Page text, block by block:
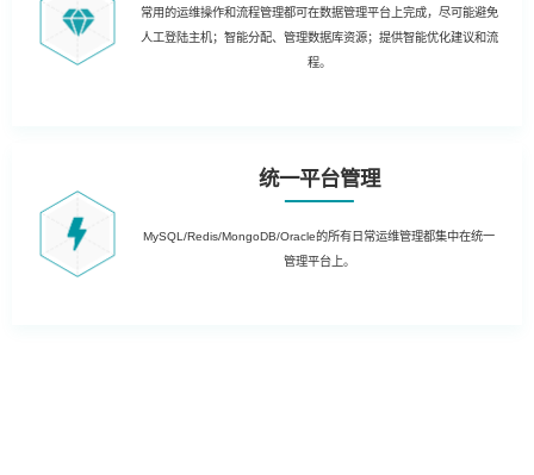
常用的运维操作和流程管理都可在数据管理平台上完成，尽可能避免
人工登陆主机；智能分配、管理数据库资源；提供智能优化建议和流
程。
统一平台管理
MySQL/Redis/MongoDB/Oracle的所有日常运维管理都集中在统一
管理平台上。